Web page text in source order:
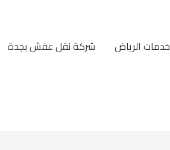
خدمات الرياض شركة نقل عفش بجدة